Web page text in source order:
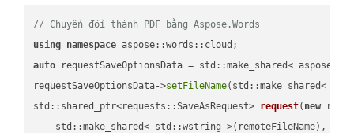
// Chuyển đổi thành PDF bằng Aspose.Words
using namespace
auto requestSaveOptionsData = std::make_shared<
requestSaveOptionsData->setFileName(std::make_shared<
std::shared_ptr<requests::SaveAsRequest> request( new
    std::make_shared< std::wstring >(remoteFileName),